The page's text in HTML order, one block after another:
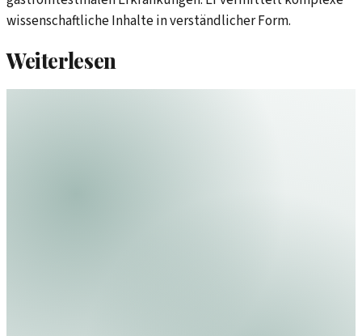
wissenschaftliche Inhalte in verständlicher Form.
Weiterlesen